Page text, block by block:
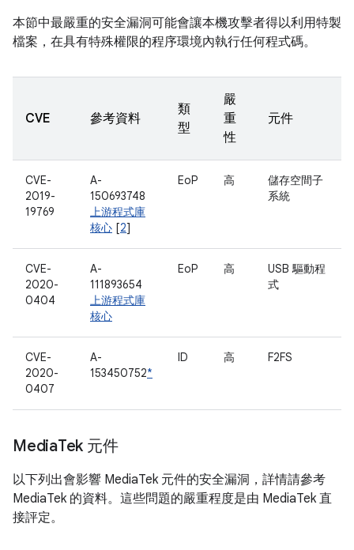
本節中最嚴重的安全漏洞可能會讓本機攻擊者得以利用特製
檔案，在具有特殊權限的程序環境內執行任何程式碼。
CVE 參考資料
類
型
嚴
重
性
元件
CVE-
2019-
19769
A-
150693748
上游程式庫
核心 [2]
EoP 高
儲存空間子
系統
CVE-
2020-
0404
A-
111893654
上游程式庫
核心
EoP 高
USB 驅動程
式
CVE-
2020-
0407
A-
153450752*
ID 高 F2FS
MediaTek 元件
以下列出會影響 MediaTek 元件的安全漏洞，詳情請參考
MediaTek 的資料。這些問題的嚴重程度是由 MediaTek 直
接評定。